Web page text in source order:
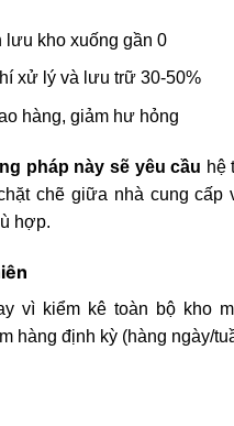
lưu kho xuống gần 0
xử lý và lưu trữ 30-50%
hàng, giảm hư hỏng
pháp này sẽ yêu cầu hệ
chẽ giữa nhà cung cấp
hợp.
vì kiểm kê toàn bộ kho
hàng định kỳ (hàng ngày/